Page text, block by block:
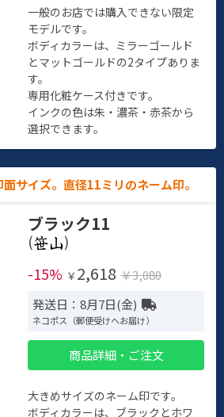
一般のお店では購入できない限定
モデルです。
ボディカラーは、ミラーゴールド
とマットゴールドの2タイプありま
す。
専用化粧ケース付きです。
インクの色は朱・濃茶・赤茶から
選択できます。
サイズ。直径11ミリのネーム印。
ブラック11
(
)
-15% ￥ 2,618 ￥3,080
発送日：8月7日(金)
ネコポス（郵便受けへお届け）
商品詳細・ご注文
大きめサイズのネーム印です。
ボディカラーは、ブラックとホワ